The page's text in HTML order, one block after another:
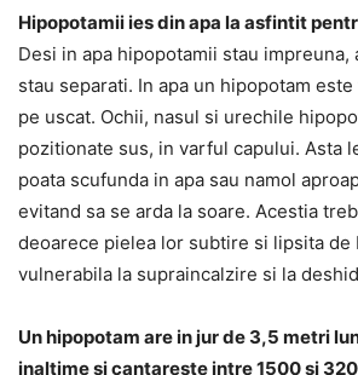
Hipopotamii ies din apa la asfintit
Desi in apa hipopotamii stau impreuna,
stau separati. In apa un hipopotam
pe uscat. Ochii, nasul si urechile
pozitionate sus, in varful capului. Asta
poata scufunda in apa sau namol
evitand sa se arda la soare. Acestia
deoarece pielea lor subtire si lipsita de
vulnerabila la supraincalzire si la
Un hipopotam are in jur de 3,5 metri
inaltime si cantareste intre 1500 si